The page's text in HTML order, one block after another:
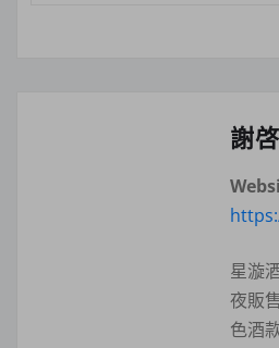
謝
星漩
夜販
色酒